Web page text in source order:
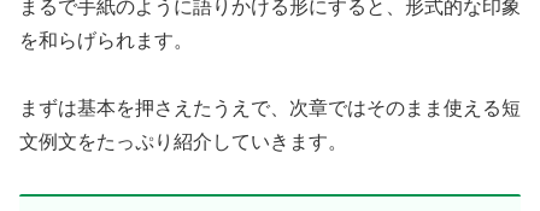
まるで手紙のように語りかける形にすると、形式的な印象
を和らげられます。
まずは基本を押さえたうえで、次章ではそのまま使える短
文例文をたっぷり紹介していきます。